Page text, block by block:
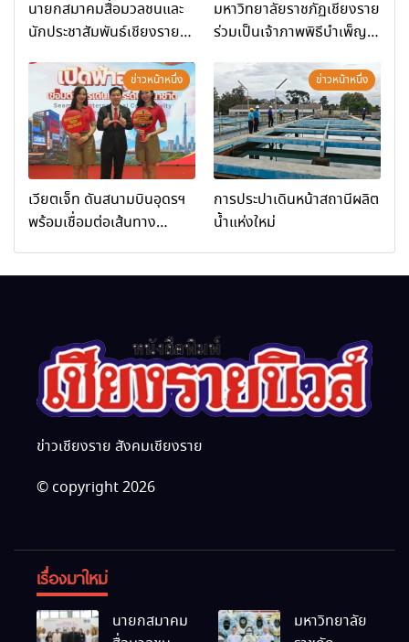
นายกสมาคมสื่อมวลชนและ
นักประชาสัมพันธ์เชียงราย
การท่องเที่ยวและกีฬาจังหวัด
เชียงราย จัดกิจกรรมอบรม
“การพัฒนาศักยภาพผู้
ประกอบการและเครือข่าย
ธุรกิจ Wellness สู่การ
เติบโตอย่างยั่งยืน (Chiang
Rai Wellness Business
มหาวิทยาลัยราชภัฏเชียงราย
ร่วมเป็นเจ้าภาพพิธีบำเพ็ญ
มหากรุณาธิคุณ
ข่าวหน้าหนึ่ง
เวียตเจ็ท ดันสนามบินอุดรฯ
พร้อมเชื่อมต่อเส้นทาง
ข่าวหน้าหนึ่ง
การประปาเดินหน้าสถานีผลิต
น้ำแห่งใหม่
ข่าวเชียงราย สังคมเชียงราย
© copyright 2026
เรื่องมาใหม่
นายกสมาคม
มหาวิทยาลัย